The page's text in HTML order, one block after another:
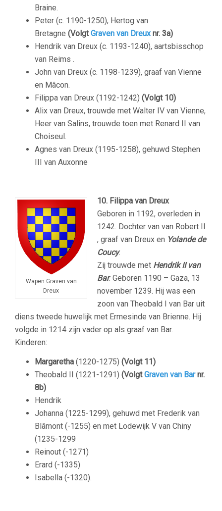
Braine.
Peter (c. 1190-1250), Hertog van
Bretagne (VolgtGraven van Dreuxnr. 3a)
Hendrik van Dreux (c. 1193-1240), aartsbisschop
van Reims .
John van Dreux (c. 1198-1239), graaf van Vienne
en Mâcon.
Filippa van Dreux (1192-1242) (Volgt 10)
Alix van Dreux, trouwde met Walter IV van Vienne,
Heer van Salins, trouwde toen met Renard II van
Choiseul.
Agnes van Dreux (1195-1258), gehuwd Stephen
III van Auxonne
Wapen Graven van
Dreux
10. Filippa van Dreux
Geboren in 1192, overleden in
1242. Dochter van van Robert II
, graaf van Dreux en Yolande de
Coucy.
Zij trouwde met Hendrik II van
Bar. Geboren 1190 – Gaza, 13
november 1239. Hij was een
zoon van Theobald I van Bar uit
diens tweede huwelijk met Ermesinde van Brienne. Hij
volgde in 1214 zijn vader op als graaf van Bar.
Kinderen:
Margaretha (1220-1275) (Volgt 11)
Theobald II (1221-1291) (VolgtGraven van Barnr.
8b)
Hendrik
Johanna (1225-1299), gehuwd met Frederik van
Blâmont (-1255) en met Lodewijk V van Chiny
(1235-1299
Reinout (-1271)
Erard (-1335)
Isabella (-1320).